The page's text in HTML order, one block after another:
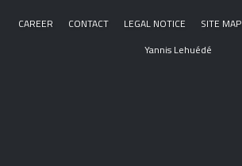
CAREER CONTACT LEGAL NOTICE SITE MAP
Yannis Lehuédé